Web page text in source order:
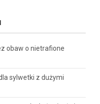
obaw o nietrafione
sylwetki z dużymi